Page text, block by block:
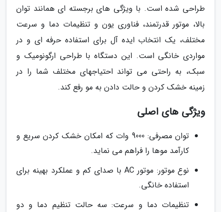
طراحی شده است. با ویژگی های برجسته ای همانند توان
بالا، موتور قدرتمند، فناوری یون و تنظیمات دما و سرعت
مختلف، یک انتخاب ایده آل برای استفاده حرفه ای و در
مواردی خانگی است. این دستگاه با طراحی ارگونومیک و
سبک، به راحتی می تواند احتیاجهای مختلف شما را در
زمینه خشک کردن و حالت دادن به مو رفع کند.
ویژگی های اصلی
توان مصرفی: 9000 وات که امکان خشک کردن سریع و
کارآمد موها را فراهم می نماید.
نوع موتور: موتور AC با صدای کم و عملکرد بهینه برای
استفاده خانگی.
تنظیمات دما و سرعت: سه حالت تنظیم دما و دو